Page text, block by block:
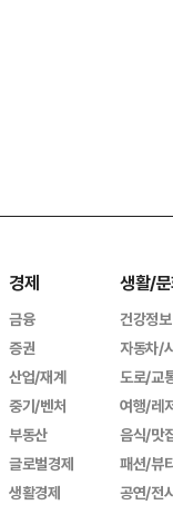
경제
금융
증권
산업/재계
중기/벤처
부동산
글로벌경제
생활경제
생활/
건강정보
자동차/
도로/교
여행/레
음식/맛
패션/뷰
공연/전